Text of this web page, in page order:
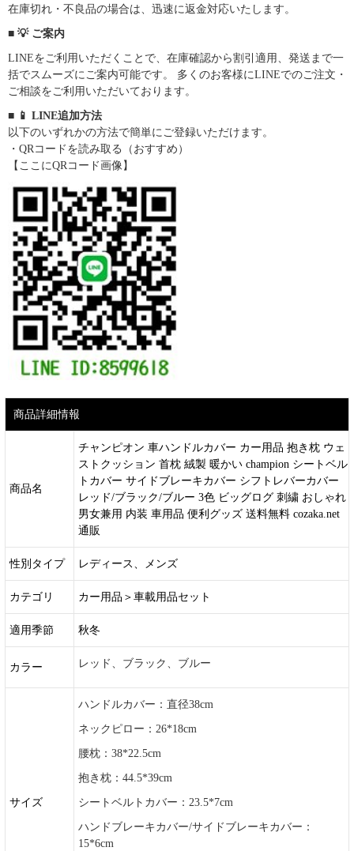
在庫切れ・不良品の場合は、迅速に返金対応いたします。
■ 💡 ご案内
LINEをご利用いただくことで、在庫確認から割引適用、発送まで一
括でスムーズにご案内可能です。 多くのお客様にLINEでのご注文・
ご相談をご利用いただいております。
■ 📱 LINE追加方法
以下のいずれかの方法で簡単にご登録いただけます。
・QRコードを読み取る（おすすめ）
【ここにQRコード画像】
商品詳細情報
商品名
チャンピオン 車ハンドルカバー カー用品 抱き枕 ウェ
ストクッション 首枕 絨製 暖かい champion シートベル
トカバー サイドブレーキカバー シフトレバーカバー
レッド/ブラック/ブルー 3色 ビッグログ 刺繍 おしゃれ
男女兼用 内装 車用品 便利グッズ 送料無料 cozaka.net
通販
性別タイプ レディース、メンズ
カテゴリ カー用品＞車載用品セット
適用季節 秋冬
カラー レッド、ブラック、ブルー
サイズ
ハンドルカバー：直径38cm
ネックピロー：26*18cm
腰枕：38*22.5cm
抱き枕：44.5*39cm
シートベルトカバー：23.5*7cm
ハンドブレーキカバー/サイドブレーキカバー：
15*6cm